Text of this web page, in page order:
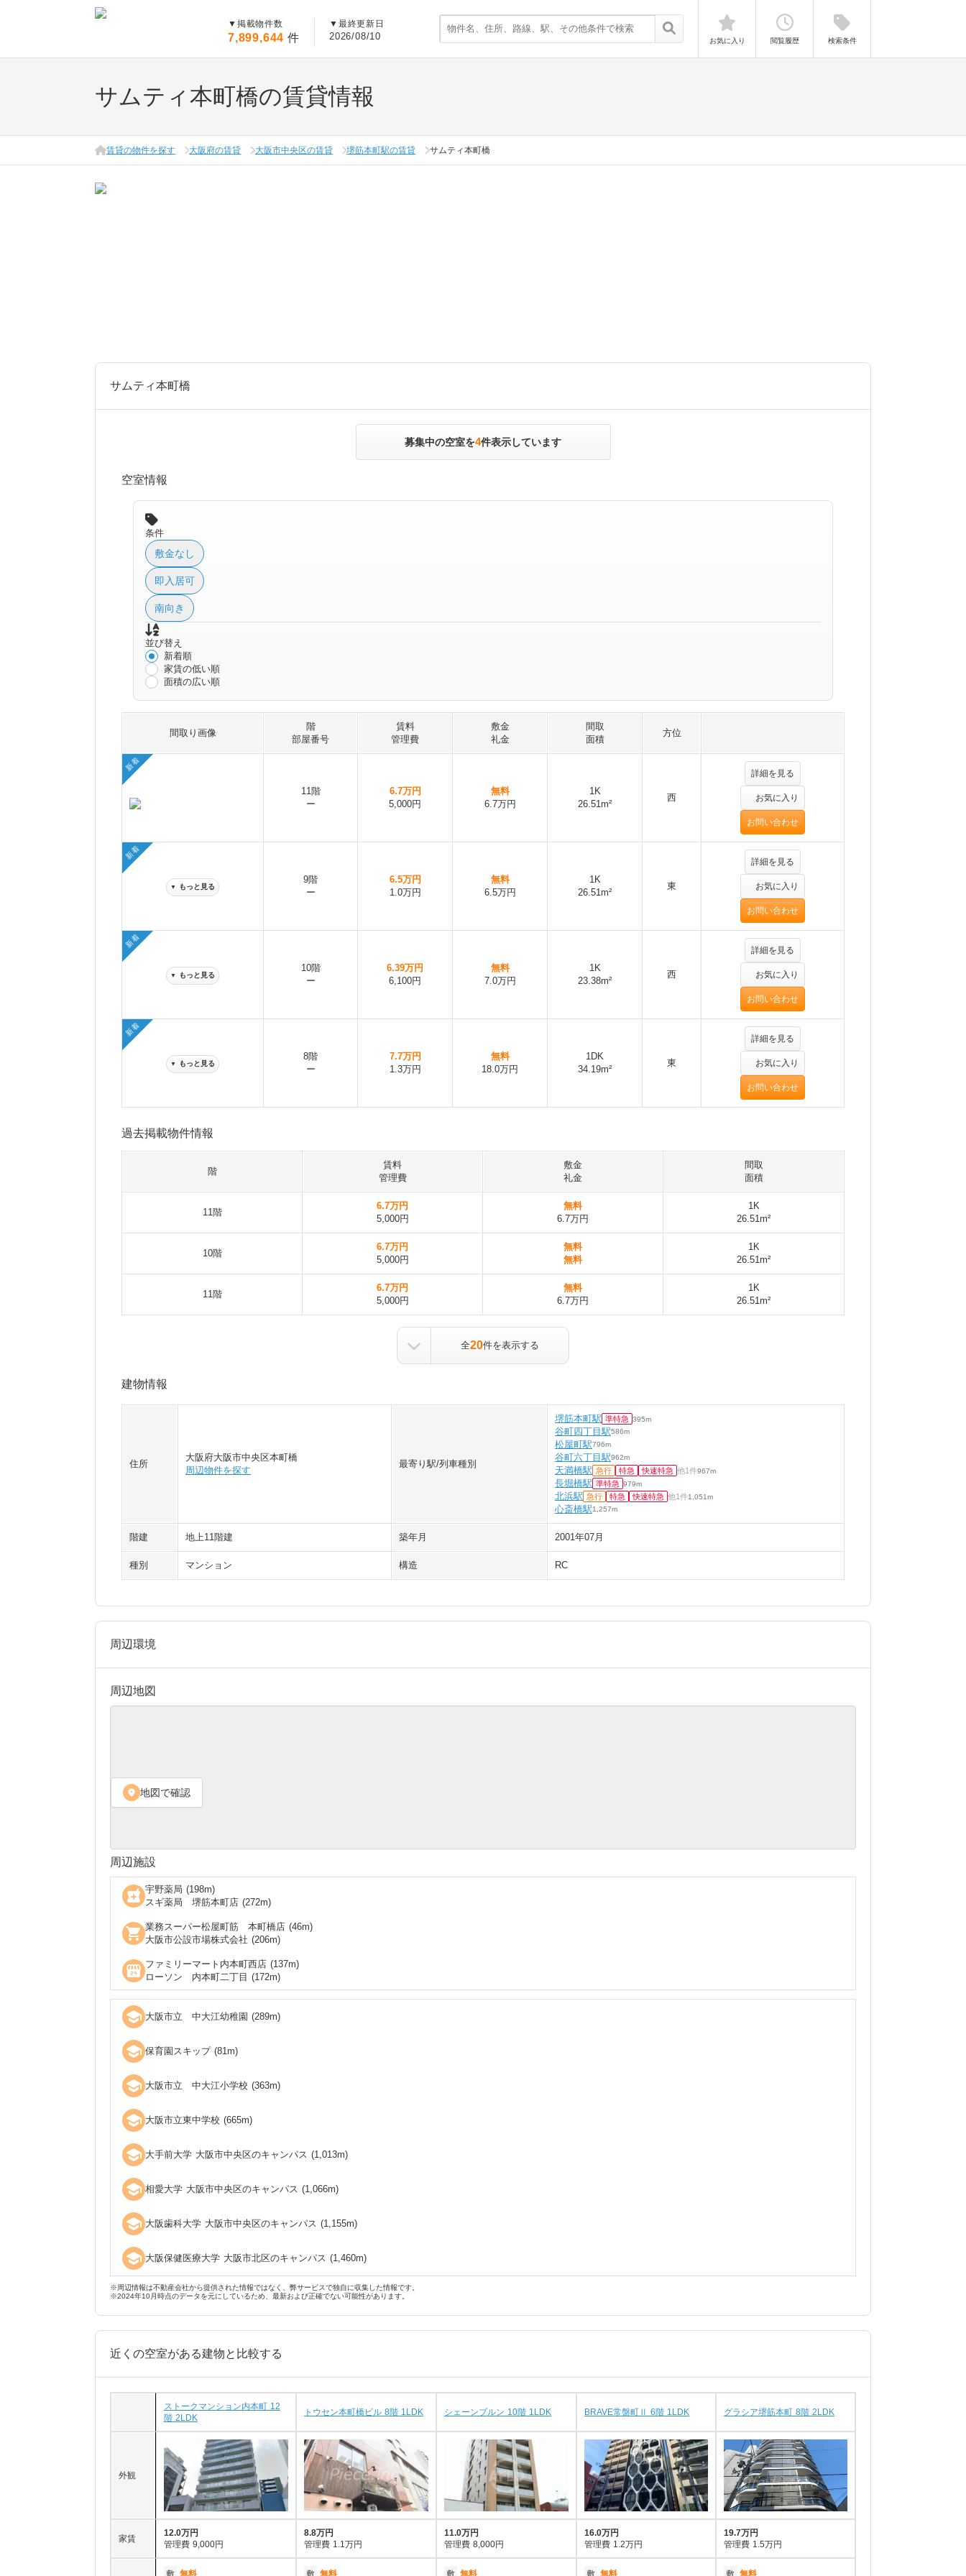
▼ 掲載物件数
7,899,644 件
▼ 最終更新日
2026/08/10 お気に入り 閲覧履歴 検索条件
サムティ本町橋の賃貸情報
賃貸の物件を探す 大阪府の賃貸 大阪市中央区の賃貸 堺筋本町駅の賃貸 サムティ本町橋
サムティ本町橋
募集中の空室を4件表示しています
空室情報
条件
敷金なし
即入居可
南向き
並び替え
新着順
家賃の低い順
面積の広い順
間取り画像
階
部屋番号
賃料
管理費
敷金
礼金
間取
面積
方位
新着
11階
ー
6.7万円
5,000円
無料
6.7万円
1K
26.51m²
西
詳細を見る
お気に入り
お問い合わせ
新着
▼ もっと見る
9階
ー
6.5万円
1.0万円
無料
6.5万円
1K
26.51m²
東
詳細を見る
お気に入り
お問い合わせ
新着
▼ もっと見る
10階
ー
6.39万円
6,100円
無料
7.0万円
1K
23.38m²
西
詳細を見る
お気に入り
お問い合わせ
新着
▼ もっと見る
8階
ー
7.7万円
1.3万円
無料
18.0万円
1DK
34.19m²
東
詳細を見る
お気に入り
お問い合わせ
過去掲載物件情報
階
賃料
管理費
敷金
礼金
間取
面積
11階
6.7万円
5,000円
無料
6.7万円
1K
26.51m²
10階
6.7万円
5,000円
無料
無料
1K
26.51m²
11階
6.7万円
5,000円
無料
6.7万円
1K
26.51m²
全20件を表示する
建物情報
住所
大阪府大阪市中央区本町橋
周辺物件を探す
最寄り駅/列車種別
堺筋本町駅 準特急 395m
谷町四丁目駅586m
松屋町駅796m
谷町六丁目駅962m
天満橋駅 急行 特急 快速特急 他1件967m
長堀橋駅 準特急 979m
北浜駅 急行 特急 快速特急 他1件1,051m
心斎橋駅1,257m
階建 地上11階建 築年月 2001年07月
種別 マンション 構造 RC
周辺環境
周辺地図
location_on 地図で確認
周辺施設
local_pharmacy 宇野薬局 (198m)
スギ薬局 堺筋本町店 (272m)
shopping_cart 業務スーパー松屋町筋 本町橋店 (46m)
大阪市公設市場株式会社 (206m)
local_convenience_store ファミリーマート内本町西店 (137m)
ローソン 内本町二丁目 (172m)
school 大阪市立 中大江幼稚園 (289m)
school 保育園スキップ(81m)
school 大阪市立 中大江小学校 (363m)
school 大阪市立東中学校 (665m)
school 大手前大学 大阪市中央区のキャンパス (1,013m)
school 相愛大学 大阪市中央区のキャンパス (1,066m)
school 大阪歯科大学 大阪市中央区のキャンパス (1,155m)
school 大阪保健医療大学 大阪市北区のキャンパス (1,460m)
※周辺情報は不動産会社から提供された情報ではなく、弊サービスで独自に収集した情報です。
※2024年10月時点のデータを元にしているため、最新および正確でない可能性があります。
近くの空室がある建物と比較する
ストークマンション内本町 12
階 2LDK
トウセン本町橋ビル 8階 1LDK シェーンブルン 10階 1LDK BRAVE常盤町Ⅱ 6階 1LDK グラシア堺筋本町 8階 2LDK
外観
家賃
12.0万円
管理費 9,000円
8.8万円
管理費 1.1万円
11.0万円
管理費 8,000円
16.0万円
管理費 1.2万円
19.7万円
管理費 1.5万円
敷 無料 敷 無料 敷 無料 敷 無料 敷 無料